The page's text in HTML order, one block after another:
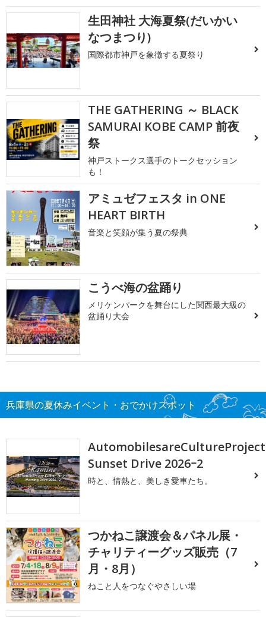
生田神社 大海夏祭(だいかい
なつまつり)
国際都市神戸を象徴する夏祭り
THE GATHERING ～ BLACK
SAMURAI KOBE CAMP 前夜
祭
神戸ストークス選手のトークセッション
も！
アミュゼフェスタ in ONE
HEART BIRTH
音楽と笑顔が集う夏の祭典
こうべ海の盆踊り
メリケンパークを舞台にした関西最大級の
盆踊り大会
兵庫県の夏休みイベント・おでかけスポット
AutomobilesareCultureProject
Sunset Drive 2026ｰ2
時と、情熱と、美しき愛車たち。
つかねこ譲渡会＆パネル展・
チャリティーグッズ販売（7
月・8月）
ねこと人をつなぐやさしい場